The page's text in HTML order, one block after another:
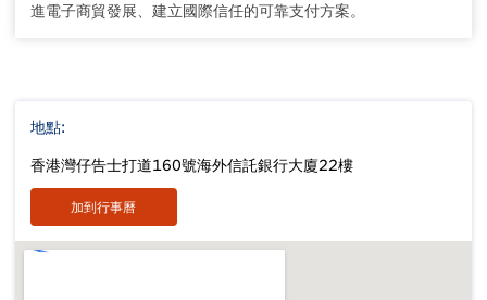
進電子商貿發展、建立國際信任的可靠支付方案。
地點:
香港灣仔告士打道160號海外信託銀行大廈22樓
加到行事曆